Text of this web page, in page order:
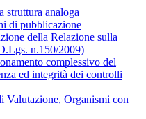
struttura analoga
di pubblicazione
della Relazione sulla
n.150/2009)
complessivo del
ed integrità dei controlli
Organismi con